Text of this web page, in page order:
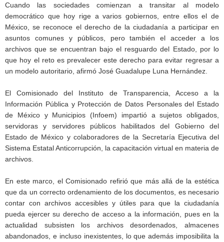
Cuando las sociedades comienzan a transitar al modelo
democrático que hoy rige a varios gobiernos, entre ellos el de
México, se reconoce el derecho de la ciudadanía a participar en
asuntos comunes y públicos, pero también el acceder a los
archivos que se encuentran bajo el resguardo del Estado, por lo
que hoy el reto es prevalecer este derecho para evitar regresar a
un modelo autoritario, afirmó José Guadalupe Luna Hernández.
El Comisionado del Instituto de Transparencia, Acceso a la
Información Pública y Protección de Datos Personales del Estado
de México y Municipios (Infoem) impartió a sujetos obligados,
servidoras y servidores públicos habilitados del Gobierno del
Estado de México y colaboradores de la Secretaría Ejecutiva del
Sistema Estatal Anticorrupción, la capacitación virtual en materia de
archivos.
En este marco, el Comisionado refirió que más allá de la estética
que da un correcto ordenamiento de los documentos, es necesario
contar con archivos accesibles y útiles para que la ciudadanía
pueda ejercer su derecho de acceso a la información, pues en la
actualidad subsisten los archivos desordenados, almacenes
abandonados, e incluso inexistentes, lo que además imposibilita la